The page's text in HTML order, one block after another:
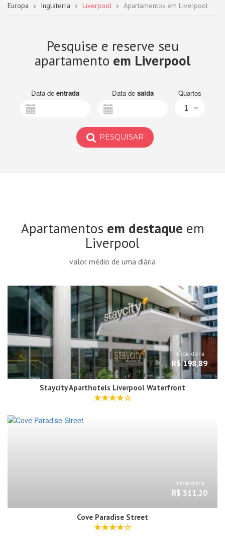
Europa Inglaterra Liverpool Apartamentos em Liverpool
Pesquise e reserve seu
apartamento em Liverpool
Data de entrada Data de saida Quartos
1
PESQUISAR
Apartamentos em destaque em
Liverpool
valor médio de uma diária
média diária
R$ 198,89
Staycity Aparthotels Liverpool Waterfront
média diária
R$ 311,20
Cove Paradise Street